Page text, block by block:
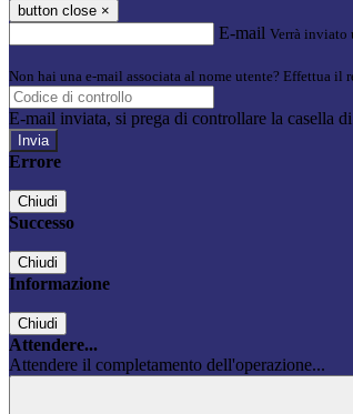
button close ×
E-mail Verrà inviato
Non hai una e-mail associata al nome utente? Effettua il
E-mail inviata, si prega di controllare la casella
Errore
Chiudi
Successo
Chiudi
Informazione
Chiudi
Attendere...
Attendere il completamento dell'operazione...